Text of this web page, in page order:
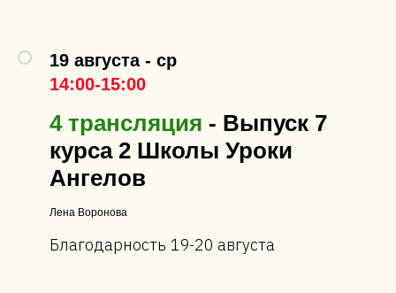
19 августа - ср
14:00-15:00
4 трансляция - Выпуск 7
курса 2 Школы Уроки
Ангелов
Лена Воронова
Благодарность 19-20 августа